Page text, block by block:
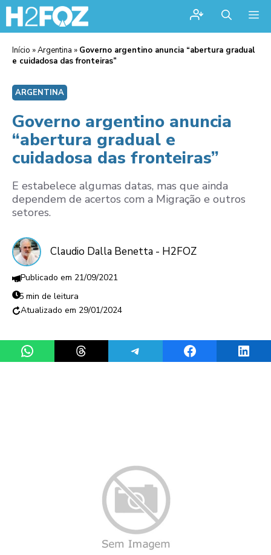
Início »Argentina » Governo argentino anuncia “abertura gradual
e cuidadosa das fronteiras”
ARGENTINA
Governo argentino anuncia
“abertura gradual e
cuidadosa das fronteiras”
E estabelece algumas datas, mas que ainda
dependem de acertos com a Migração e outros
setores.
Claudio Dalla Benetta - H2FOZ
21/09/2021
5 min de leitura
29/01/2024
Share on WhatsAppShare on ThreadsShare on TelegramShare on Facebook